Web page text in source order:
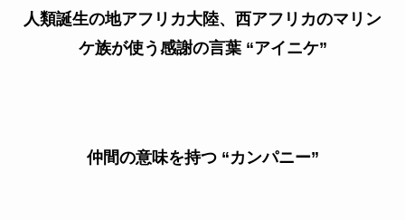
人類誕生の地アフリカ大陸、西アフリカのマリン
ケ族が使う感謝の言葉 “アイニケ”
仲間の意味を持つ “カンパニー”